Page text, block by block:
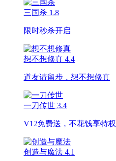
三国杀 1.8
限时秒杀开启
想不想修真 4.4
道友请留步，想不想修真
一刀传世 3.4
V12免费送，不花钱享特权
创造与魔法 4.1